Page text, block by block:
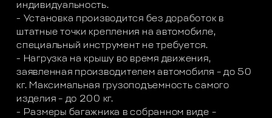
индивидуальность.
- Установка производится без доработок в
штатные точки крепления на автомобиле,
специальный инструмент не требуется.
- Нагрузка на крышу во время движения,
заявленная производителем автомобиля – до 50
кг. Максимальная грузоподъемность самого
изделия – до 200 кг.
- Размеры багажника в собранном виде –